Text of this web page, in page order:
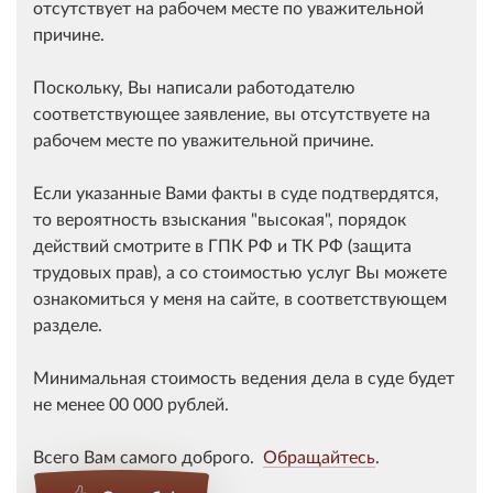
отсутствует на рабочем месте по уважительной
причине.
Поскольку, Вы написали работодателю
соответствующее заявление, вы отсутствуете на
рабочем месте по уважительной причине.
Если указанные Вами факты в суде подтвердятся,
то вероятность взыскания "высокая", порядок
действий смотрите в ГПК РФ и ТК РФ (защита
трудовых прав), а со стоимостью услуг Вы можете
ознакомиться у меня на сайте, в соответствующем
разделе.
Минимальная стоимость ведения дела в суде будет
не менее 00 000 рублей.
Всего Вам самого доброго. Обращайтесь.